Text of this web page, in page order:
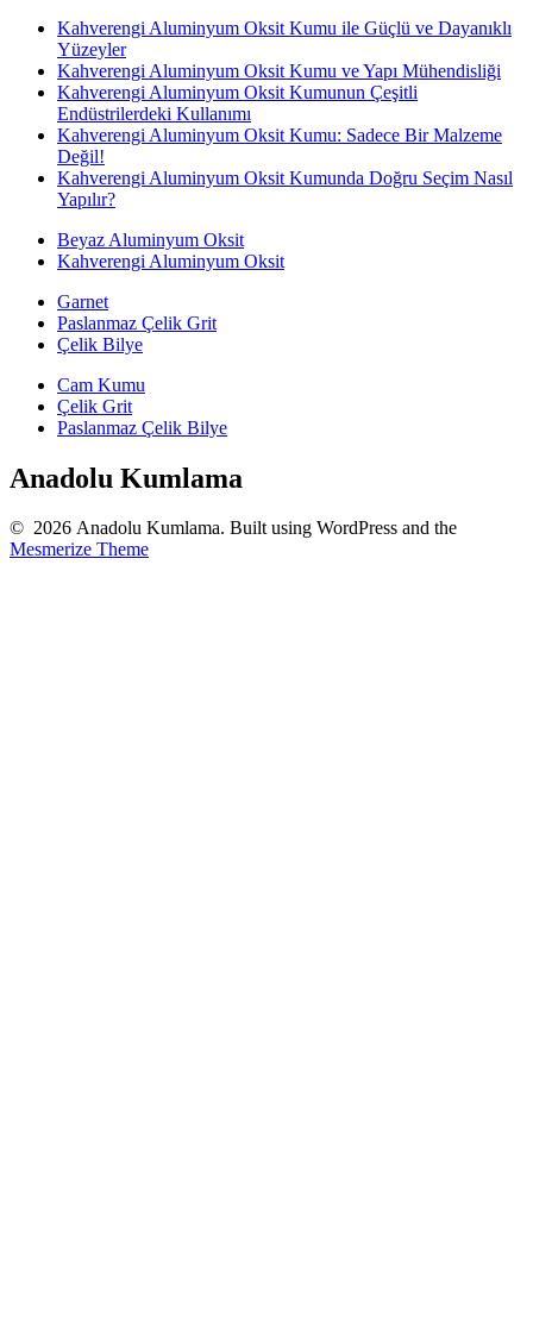
Kahverengi Aluminyum Oksit Kumu ile Güçlü ve Dayanıklı
Yüzeyler
Kahverengi Aluminyum Oksit Kumu ve Yapı Mühendisliği
Kahverengi Aluminyum Oksit Kumunun Çeşitli
Endüstrilerdeki Kullanımı
Kahverengi Aluminyum Oksit Kumu: Sadece Bir Malzeme
Değil!
Kahverengi Aluminyum Oksit Kumunda Doğru Seçim Nasıl
Yapılır?
Beyaz Aluminyum Oksit
Kahverengi Aluminyum Oksit
Garnet
Paslanmaz Çelik Grit
Çelik Bilye
Cam Kumu
Çelik Grit
Paslanmaz Çelik Bilye
Anadolu Kumlama
© 2026 Anadolu Kumlama. Built using WordPress and the
Mesmerize Theme